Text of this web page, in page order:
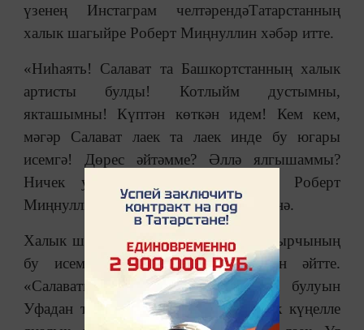
үзенең Инстаграм челтәрендәТатарстанның
халык шагыйре Роберт Миңнуллин хәбәр итте.
«Ниһаять! Салават та Башкортстанның халык
артисты булды! Котлыйм дустымны,
якташымны! Күптән көткән идем! Кем кем,
мәгәр Салават лаек та лаек инде бу югары
исемгә! Дөрес әйтәмме? Әллә ялгышаммы?
Ничек уйлыйсыз?» – дип язган Роберт
Миңнуллин үзенең Инстаграм челтәренә.
Халык шагыйре «Татар-информ»га җырчының
бу исемгә күптәннән лаек булуын әйтте.
«Салаватның дәрәҗәле исемгә лаек булуын
Уфадан танышларым хәбәр итте. Бик күңелле